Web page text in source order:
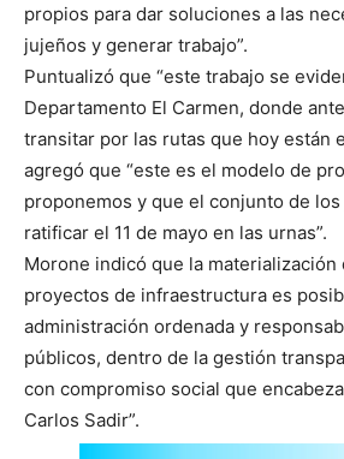
propios para dar soluciones a las
jujeños y generar trabajo”.
Puntualizó que “este trabajo se
Departamento El Carmen, donde
transitar por las rutas que hoy están
agregó que “este es el modelo de
proponemos y que el conjunto de
ratificar el 11 de mayo en las urnas”.
Morone indicó que la materialización
proyectos de infraestructura es
administración ordenada y
públicos, dentro de la gestión
con compromiso social que
Carlos Sadir”.